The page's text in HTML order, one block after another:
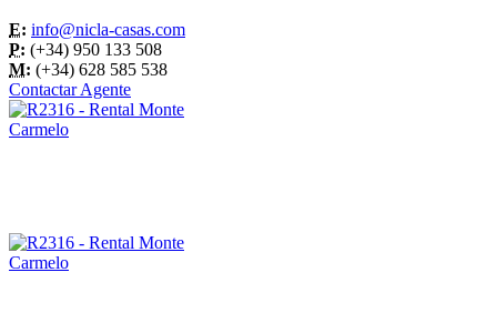
E: info@nicla-casas.com
P: (+34) 950 133 508
M: (+34) 628 585 538
Contactar Agente